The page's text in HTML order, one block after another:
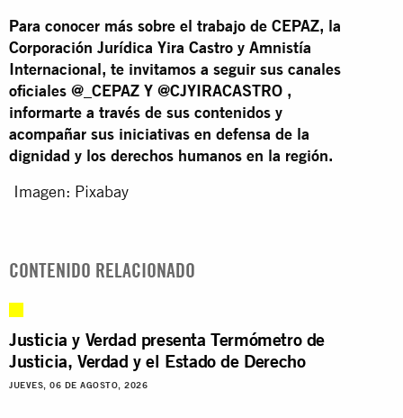
Para conocer más sobre el trabajo de CEPAZ, la
Corporación Jurídica Yira Castro y Amnistía
Internacional, te invitamos a seguir sus canales
oficiales @_CEPAZ Y @CJYIRACASTRO ,
informarte a través de sus contenidos y
acompañar sus iniciativas en defensa de la
dignidad y los derechos humanos en la región.
Imagen: Pixabay
CONTENIDO RELACIONADO
Justicia y Verdad presenta Termómetro de
Justicia, Verdad y el Estado de Derecho
JUEVES, 06 DE AGOSTO, 2026